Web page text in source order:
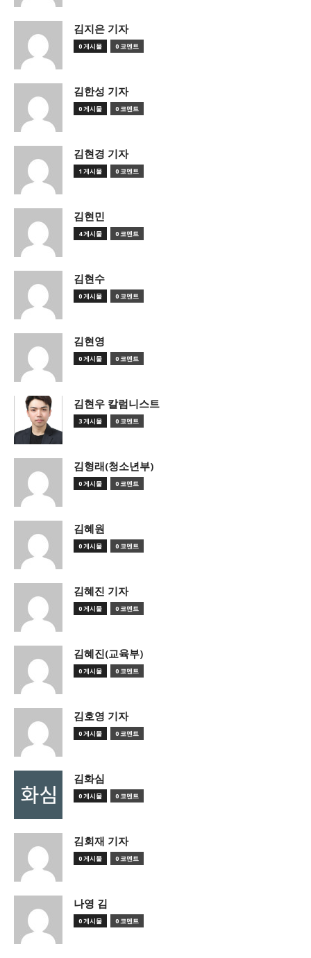
김지은 기자
0 게시물 0 코멘트
김한성 기자
0 게시물 0 코멘트
김현경 기자
1 게시물 0 코멘트
김현민
4 게시물 0 코멘트
김현수
0 게시물 0 코멘트
김현영
0 게시물 0 코멘트
김현우 칼럼니스트
3 게시물 0 코멘트
김형래(청소년부)
0 게시물 0 코멘트
김혜원
0 게시물 0 코멘트
김혜진 기자
0 게시물 0 코멘트
김혜진(교육부)
0 게시물 0 코멘트
김호영 기자
0 게시물 0 코멘트
김화심
0 게시물 0 코멘트
김회재 기자
0 게시물 0 코멘트
나영 김
0 게시물 0 코멘트